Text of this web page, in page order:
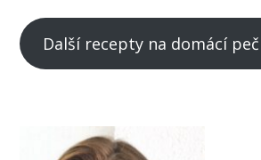
Další recepty na domácí